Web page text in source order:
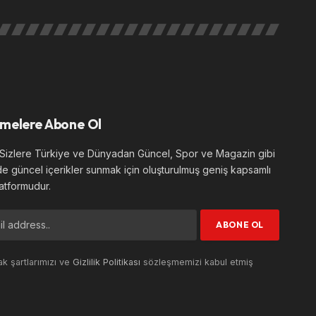
Abone Ol
Türkiye ve Dünyadan Güncel, Spor ve Magazin gibi
güncel içerikler sunmak için oluşturulmuş geniş kapsamlı
şartlarımızı ve Gizlilik Politikası sözleşmemizi kabul etmiş